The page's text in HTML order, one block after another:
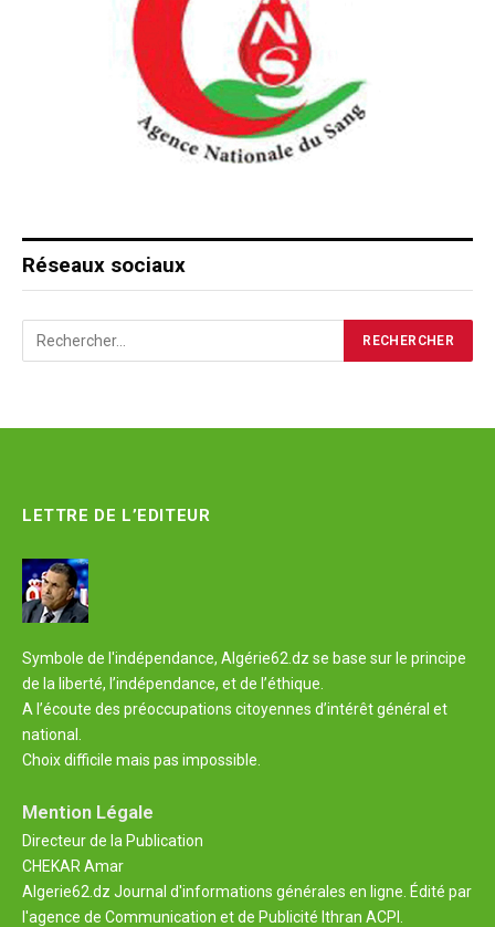
Réseaux sociaux
LETTRE DE L’EDITEUR
Symbole de l'indépendance, Algérie62.dz se base sur le principe
de la liberté, l’indépendance, et de l’éthique.
A l’écoute des préoccupations citoyennes d’intérêt général et
national.
Choix difficile mais pas impossible.
Mention Légale
Directeur de la Publication
CHEKAR Amar
Algerie62.dz Journal d'informations générales en ligne. Édité par
l'agence de Communication et de Publicité Ithran ACPI.